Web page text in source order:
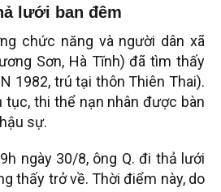
lưới ban đêm
chức năng và người dân xã
Sơn, Hà Tĩnh) đã tìm thấy
1982, trú tại thôn Thiên Thai).
tục, thi thể nạn nhân được bàn
sự.
ngày 30/8, ông Q. đi thả lưới
thấy trở về. Thời điểm này, do